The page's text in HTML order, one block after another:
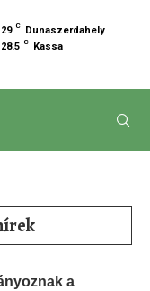
29 C
Dunaszerdahely
28.5 C Kassa
a